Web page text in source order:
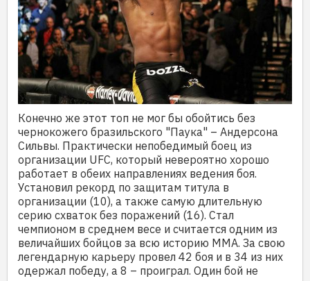
Конечно же этот топ не мог бы обойтись без
чернокожего бразильского "Паука" – Андерсона
Сильвы. Практически непобедимый боец из
организации UFC, который невероятно хорошо
работает в обеих направлениях ведения боя.
Установил рекорд по защитам титула в
организации (10), а также самую длительную
серию схваток без поражений (16). Стал
чемпионом в среднем весе и считается одним из
величайших бойцов за всю историю ММА. За свою
легендарную карьеру провел 42 боя и в 34 из них
одержал победу, а 8 – проиграл. Один бой не